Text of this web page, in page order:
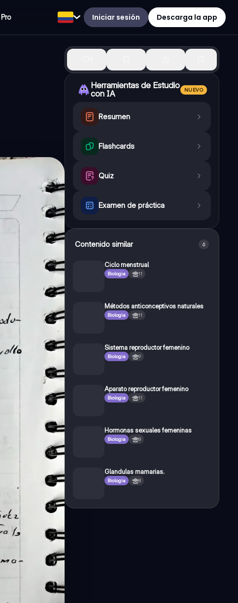
Iniciar sesión Descarga la app
Herramientas de Estudio
con IA
NUEVO
Resumen
Flashcards
Quiz
Examen de práctica
Contenido similar 6
Ciclo menstrual
Biologia 11
Métodos anticonceptivos naturales
Biologia 11
Sistema reproductor femenino
Biologia 9
Aparato reproductor femenino
Biologia 11
Hormonas sexuales femeninas
Biologia 8
Glandulas mamarias.
Biologia 8